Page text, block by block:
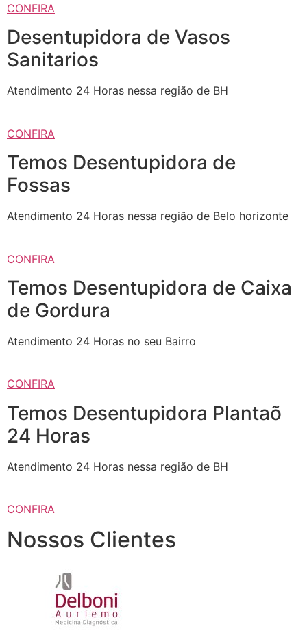
CONFIRA
Desentupidora de Vasos
Sanitarios
Atendimento 24 Horas nessa região de BH
CONFIRA
Temos Desentupidora de
Fossas
Atendimento 24 Horas nessa região de Belo horizonte
CONFIRA
Temos Desentupidora de Caixa
de Gordura
Atendimento 24 Horas no seu Bairro
CONFIRA
Temos Desentupidora Plantaõ
24 Horas
Atendimento 24 Horas nessa região de BH
CONFIRA
Nossos Clientes